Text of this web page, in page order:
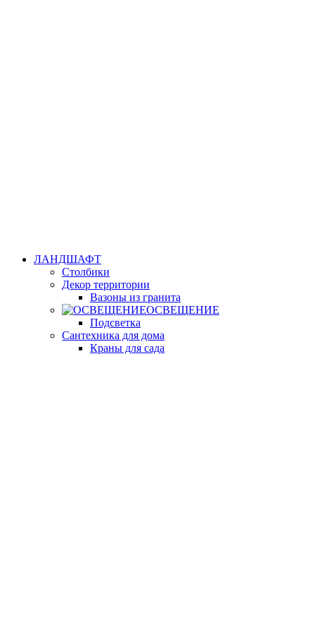
ЛАНДШАФТ
Столбики
Декор территории
Вазоны из гранита
ОСВЕЩЕНИЕ
Подсветка
Сантехника для дома
Краны для сада